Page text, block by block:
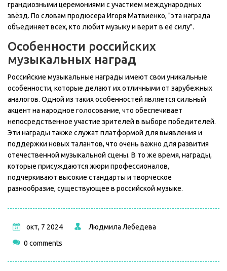
грандиозными церемониями с участием международных
звёзд. По словам продюсера Игоря Матвиенко, "эта награда
объединяет всех, кто любит музыку и верит в её силу".
Особенности российских
музыкальных наград
Российские музыкальные награды имеют свои уникальные
особенности, которые делают их отличными от зарубежных
аналогов. Одной из таких особенностей является сильный
акцент на народное голосование, что обеспечивает
непосредственное участие зрителей в выборе победителей.
Эти награды также служат платформой для выявления и
поддержки новых талантов, что очень важно для развития
отечественной музыкальной сцены. В то же время, награды,
которые присуждаются жюри профессионалов,
подчеркивают высокие стандарты и творческое
разнообразие, существующее в российской музыке.
окт, 7 2024 Людмила Лебедева
0 comments